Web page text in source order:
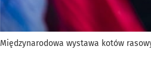
Międzynarodowa wystawa kotów